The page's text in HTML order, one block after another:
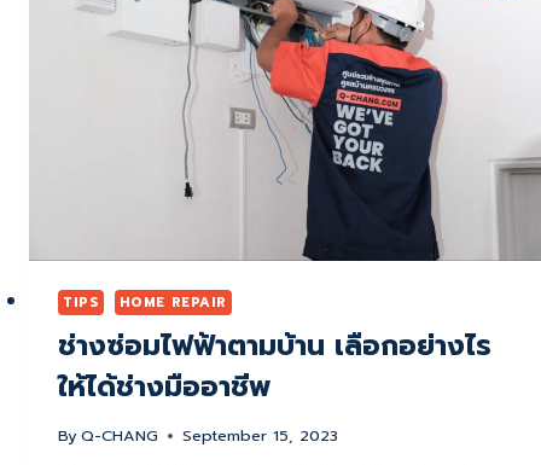
สำคัญ
การ
ควบคุม
อุณหภูมิ
ของ
TIPS HOME REPAIR
ช่างซ่อมไฟฟ้าตามบ้าน เลือกอย่างไร
ให้ได้ช่างมืออาชีพ
By Q-CHANG September 15, 2023